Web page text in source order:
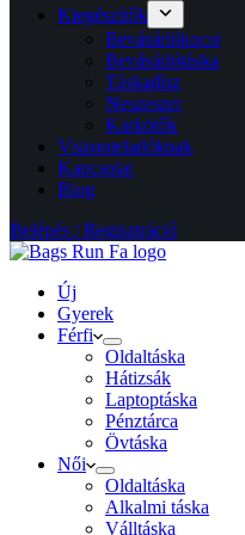
Kiegészítők
Bevásárlókocsi
Bevásárlótáska
Táskadísz
Neszeszer
Karkötők
Viszonteladóknak
Kapcsolat
Blog
Belépés / Regisztráció
Új
Gyerek
Férfi
Oldaltáska
Hátizsák
Laptoptáska
Pénztárca
Övtáska
Női
Oldaltáska
Alkalmi táska
Válltáska